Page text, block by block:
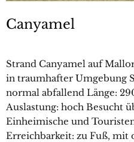
Canyamel
Strand Canyamel auf
in traumhafter Umgebung
normal abfallend Länge:
Auslastung: hoch Besucht
Einheimische und
Erreichbarkeit: zu Fuß, mit